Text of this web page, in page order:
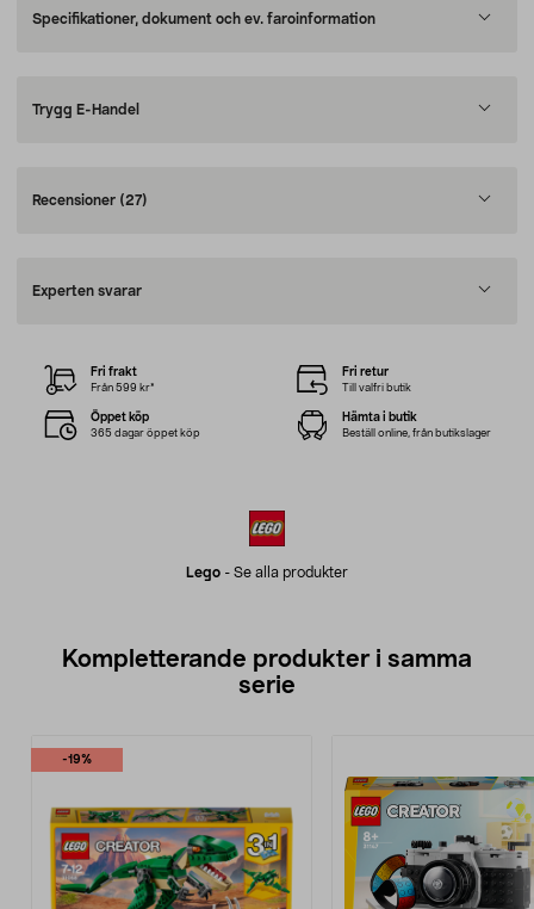
Specifikationer, dokument och ev. faroinformation
Trygg E-Handel
Recensioner (27)
Experten svarar
Lego - Se alla produkter
Fri frakt
Från 599 kr*
Fri retur
Till valfri butik
Öppet köp
365 dagar öppet köp
Hämta i butik
Beställ online, från butikslager
Kompletterande produkter i samma
serie
-19%